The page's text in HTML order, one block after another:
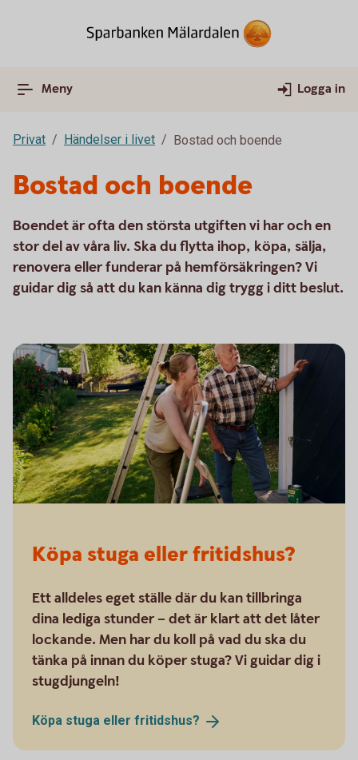
Meny Logga in
Privat Händelser i livet Bostad och boende
Bostad och boende
Boendet är ofta den största utgiften vi har och en
stor del av våra liv. Ska du flytta ihop, köpa, sälja,
renovera eller funderar på hemförsäkringen? Vi
guidar dig så att du kan känna dig trygg i ditt beslut.
Köpa stuga eller fritidshus?
Ett alldeles eget ställe där du kan tillbringa
dina lediga stunder – det är klart att det låter
lockande. Men har du koll på vad du ska du
tänka på innan du köper stuga? Vi guidar dig i
stugdjungeln!
Köpa stuga eller fritidshus?